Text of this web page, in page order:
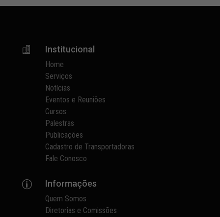
 Institucional
Home
Serviços
Notícias
Eventos e Reuniões
Cursos
Palestras
Publicações
Cadastro de Transportadoras
Fale Conosco
p Informações
Quem Somos
Diretorias e Comissões